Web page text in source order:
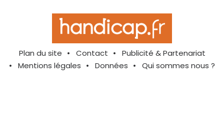
Plan du site Contact
Publicité & Partenariat
Mentions légales
Données Qui sommes nous ?